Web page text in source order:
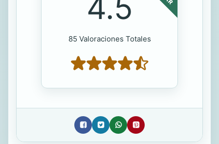
4.5
85 Valoraciones Totales